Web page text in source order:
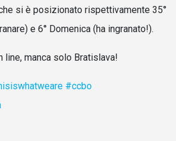
si è posizionato rispettivamente 35°
e 6° Domenica (ha ingranato!).
line, manca solo Bratislava!
#ccbo